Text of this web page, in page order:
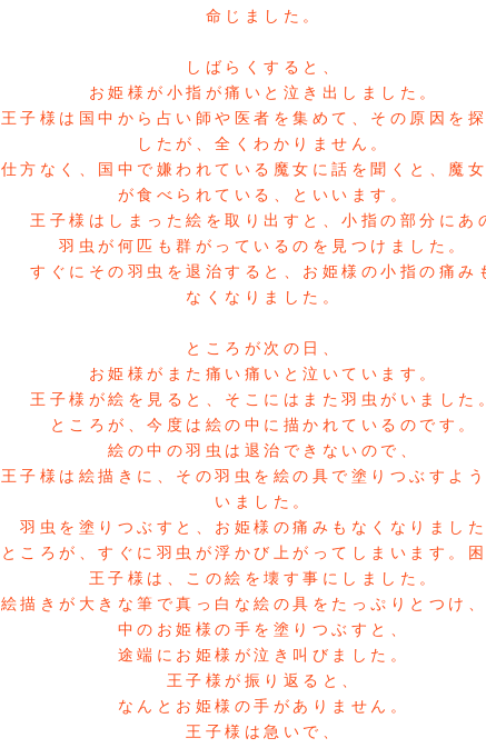
命じました。
しばらくすると、
お姫様が小指が痛いと 泣き出しました。
王子様は国中から占い師や医者を集めて、その原因を探
したが、全くわかりません。
仕方なく、国中で嫌われている魔女に話を聞くと、魔
が食べられている、といいます。
王子様はしまった絵を取り出すと、小指の部分にあ
羽虫が何匹も群がっているのを見つけました。
すぐにその羽虫を退治すると、お姫様の小指の痛み
なくなりました。
ところが次の日、
お姫様がまた痛い痛いと泣いています。
王子様が絵を見ると、そこにはまた羽虫がいました
ところが、今度は絵の中に描かれているのです。
絵の中の羽虫は退治できないので、
王子様は絵描きに、その羽虫を絵の具で塗りつぶすよ
いました。
羽虫を塗りつぶすと、お姫様の痛みもなくなりました
ところが、すぐに羽虫が浮かび上がってしまいます。
王子様は、この絵を壊す事にしました。
絵描きが大きな筆で真っ白な絵の具をたっぷりとつけ
中のお姫様の手を塗りつぶすと、
途端にお姫様が泣き叫びました。
王子様が振り返ると、
なんとお姫様の手がありません。
王子様は急いで、